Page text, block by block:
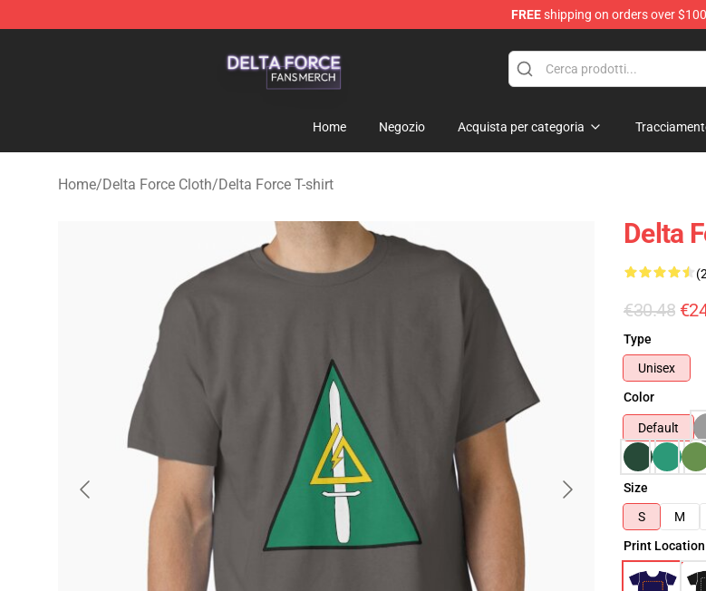
FREEshipping on orders over $100
Home Negozio Acquista per categoria
Home/Delta Force Cloth/Delta Force T-shirt
Delta
€30.48
Type
Unisex
Color
Default
Size
S
M
Print Location